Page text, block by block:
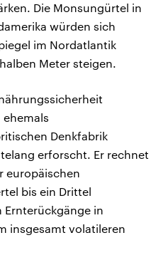
Die Monsungürtel in
würden sich
im Nordatlantik
Meter steigen.
Denkfabrik
erforscht. Er rechnet
europäischen
bis ein Drittel
in
insgesamt volatileren